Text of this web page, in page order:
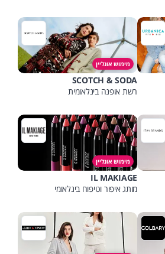
מימוש אונליין
SCOTCH & SODA
רשת אופנה בינלאומית
מימוש אונליין
IL MAKIAGE
מותג איפור וטיפוח בינלאומי